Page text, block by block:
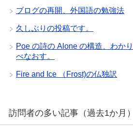
ブログの再開、外国語の勉強法
久しぶりの投稿です。
Poe の詩の Alone の構造、わか
べなおす。
Fire and Ice （Frost)の仏独訳
訪問者の多い記事（過去1か月）